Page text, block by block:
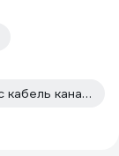
Напольные плинтусы из дюрополимера с кабель каналом